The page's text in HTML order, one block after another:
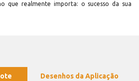
que realmente importa: o sucesso da sua
Desenhos da Aplicação